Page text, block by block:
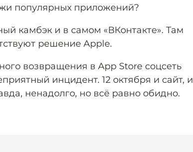
популярных приложений?
камбэк и в самом «ВКонтакте». Там
решение Apple.
возвращения в App Store соцсеть
инцидент. 12 октября и сайт, и
ненадолго, но всё равно обидно.